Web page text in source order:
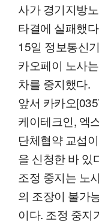
사가 경기지방
타결에 실패했
15일 정보통신
카오페이 노사
차를 중지했다.
앞서 카카오
케이테크인, 엑
단체협약 교섭
을 신청한 바 있
조정 중지는 노
의 조장이 불가
이다. 조정 중지